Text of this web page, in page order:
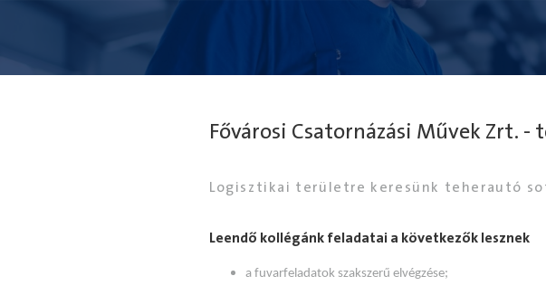
Fővárosi Csatornázási Művek Zrt. -
Logisztikai területre keresünk teherautó
Leendő kollégánk feladatai a következők lesznek
a fuvarfeladatok szakszerű elvégzése;